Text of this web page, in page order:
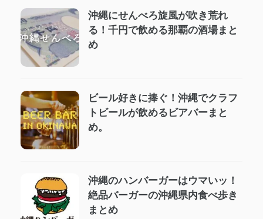
沖縄にせんべろ旋風が吹き荒れ
る！千円で飲める那覇の酒場まと
め
ビール好きに捧ぐ！沖縄でクラフ
トビールが飲めるビアバーまと
め。
沖縄のハンバーガーはウマいッ！
絶品バーガーの沖縄県内食べ歩き
まとめ